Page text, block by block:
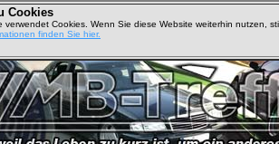
Cookies
verwendet Cookies. Wenn Sie diese Website weiterhin nutzen,
finden Sie hier.